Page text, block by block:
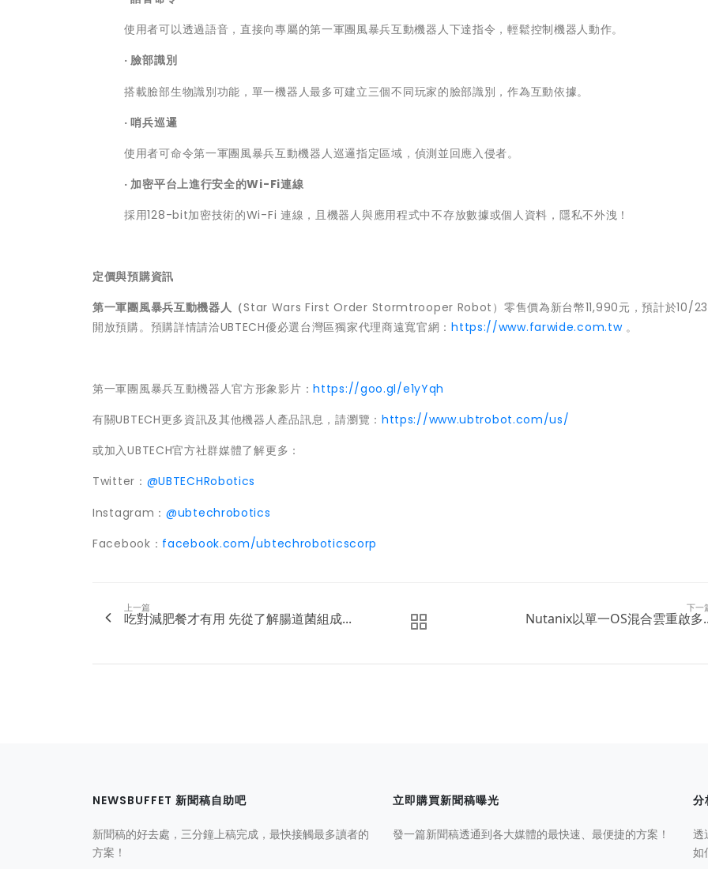
使用者可以透過語音， 直接向專屬的第一軍團風暴兵互動機器人下達指令，輕鬆控制機器人動作。
· 臉部識別
搭載臉部生物識別功能， 單一機器人最多可建立三個不同玩家的臉部識別，作為互動依據。
· 哨兵巡邏
使用者可命令第一軍團風暴兵互動機器人巡邏指定區域， 偵測並回應入侵者。
· 加密平台上進行安全的Wi-Fi連線
採用128-bit加密技術的Wi-Fi 連線，且機器人與應用程式中不存放數據或個人資料，隱私不外洩！
定價與預購資訊
第一軍團風暴兵互動機器人（Star Wars First Order Stormtrooper Robot）零售價為新台幣11,990元，預計於10/
開放預購。預購詳情請洽UBTECH優必選台灣區獨家代理商遠寬官網：https://www.farwide.com.tw。
第一軍團風暴兵互動機器人官方形象影片：https://goo.gl/e1yYqh
有關UBTECH更多資訊及其他機器人產品訊息，請瀏覽： https://www.ubtrobot.com/us/
或加入UBTECH官方社群媒體了解更多：
Twitter： @UBTECHRobotics
Instagram： @ubtechrobotics
Facebook： facebook.com/ubtechroboticscorp
上一篇
吃對減肥餐才有用 先從了解腸道菌組成...
下一
​Nutanix以單一OS混合雲重啟多
NEWSBUFFET 新聞稿自助吧
新聞稿的好去處，三分鐘上稿完成，最快接觸最多讀者的
方案！
立即購買新聞稿曝光
發一篇新聞稿透通到各大媒體的最快速、最便捷的方案！
分
透
如